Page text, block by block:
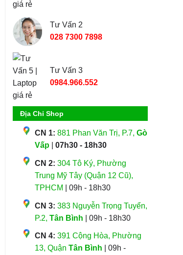
Tư Vấn 2
028 7300 7898
Tư Vấn 3
0984.966.552
Địa Chỉ Shop
CN 1: 881 Phan Văn Trị, P.7, Gò
Vấp| 07h30 - 18h30
CN 2: 304 Tô Ký, Phường
Trung Mỹ Tây (Quận 12 Cũ),
TPHCM | 09h - 18h30
CN 3: 383 Nguyễn Trọng Tuyển,
P.2, Tân Bình | 09h - 18h30
CN 4: 391 Cộng Hòa, Phường
13, Quận Tân Bình | 09h -